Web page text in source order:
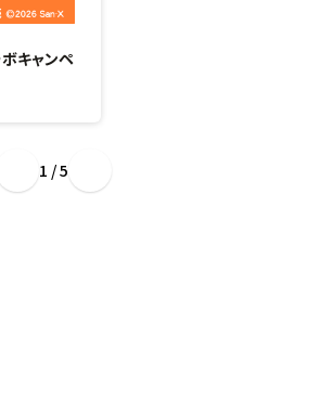
キャンペ
1 / 5